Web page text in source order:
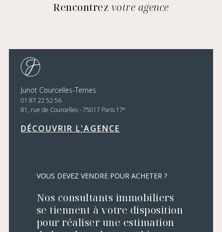
Rencontrez votre agence
Junot Courcelles-Ternes
01 87 22 52 56
81, rue de Courcelles - 75017 Paris 17e
DÉCOUVRIR L'AGENCE
VOUS DEVEZ VENDRE POUR ACHETER ?
Nos consultants immobiliers
se tiennent à votre disposition
pour réaliser une estimation